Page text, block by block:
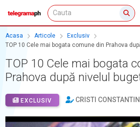
Acasa Articole
Exclusiv
TOP 10 Cele mai bogata comune din Prahova
TOP 10 Cele mai bogata
Prahova după nivelul
EXCLUSIV CRISTI